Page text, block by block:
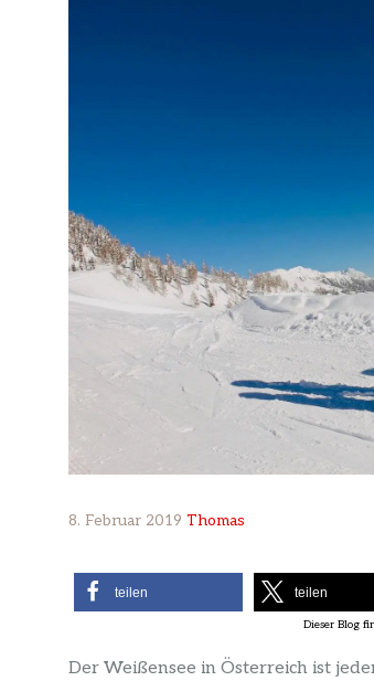
8. Februar 2019 Thomas
teilen teilen
Der Weißensee in Österreich ist